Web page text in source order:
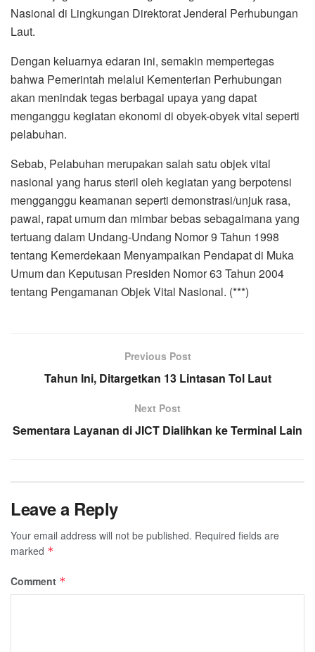
Nasional di Lingkungan Direktorat Jenderal Perhubungan
Laut.
Dengan keluarnya edaran ini, semakin mempertegas
bahwa Pemerintah melalui Kementerian Perhubungan
akan menindak tegas berbagai upaya yang dapat
menganggu kegiatan ekonomi di obyek-obyek vital seperti
pelabuhan.
Sebab, Pelabuhan merupakan salah satu objek vital
nasional yang harus steril oleh kegiatan yang berpotensi
mengganggu keamanan seperti demonstrasi/unjuk rasa,
pawai, rapat umum dan mimbar bebas sebagaimana yang
tertuang dalam Undang-Undang Nomor 9 Tahun 1998
tentang Kemerdekaan Menyampaikan Pendapat di Muka
Umum dan Keputusan Presiden Nomor 63 Tahun 2004
tentang Pengamanan Objek Vital Nasional. (***)
Previous Post
Tahun Ini, Ditargetkan 13 Lintasan Tol Laut
Next Post
Sementara Layanan di JICT Dialihkan ke Terminal Lain
Leave a Reply
Your email address will not be published. Required fields are
marked *
Comment *